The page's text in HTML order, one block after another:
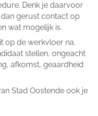
Denk je daarvoor
gerust contact op
wat mogelijk is.
op de werkvloer na.
stellen, ongeacht
afkomst, geaardheid
Stad Oostende ook je